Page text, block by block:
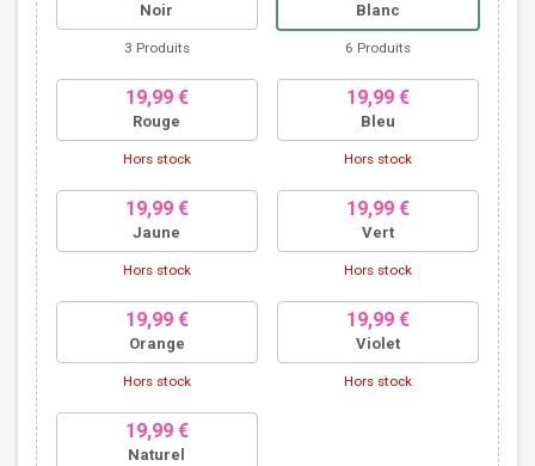
Noir
3 Produits
Blanc
6 Produits
19,99 €
Rouge
Hors stock
19,99 €
Bleu
Hors stock
19,99 €
Jaune
Hors stock
19,99 €
Vert
Hors stock
19,99 €
Orange
Hors stock
19,99 €
Violet
Hors stock
19,99 €
Naturel